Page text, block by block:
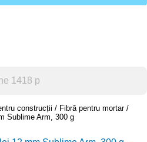
construcții
Fibră pentru mortar
Sublime Arm, 300 g